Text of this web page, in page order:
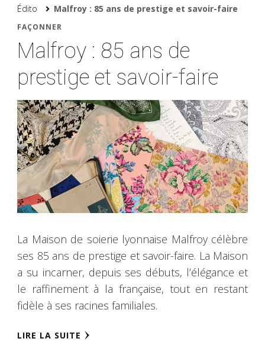
Édito Malfroy : 85 ans de prestige et savoir-faire
FAÇONNER
Malfroy : 85 ans de
prestige et savoir-faire
La Maison de soierie lyonnaise Malfroy célèbre
ses 85 ans de prestige et savoir-faire. La Maison
a su incarner, depuis ses débuts, l’élégance et
le raffinement à la française, tout en restant
fidèle à ses racines familiales.
LIRE LA SUITE